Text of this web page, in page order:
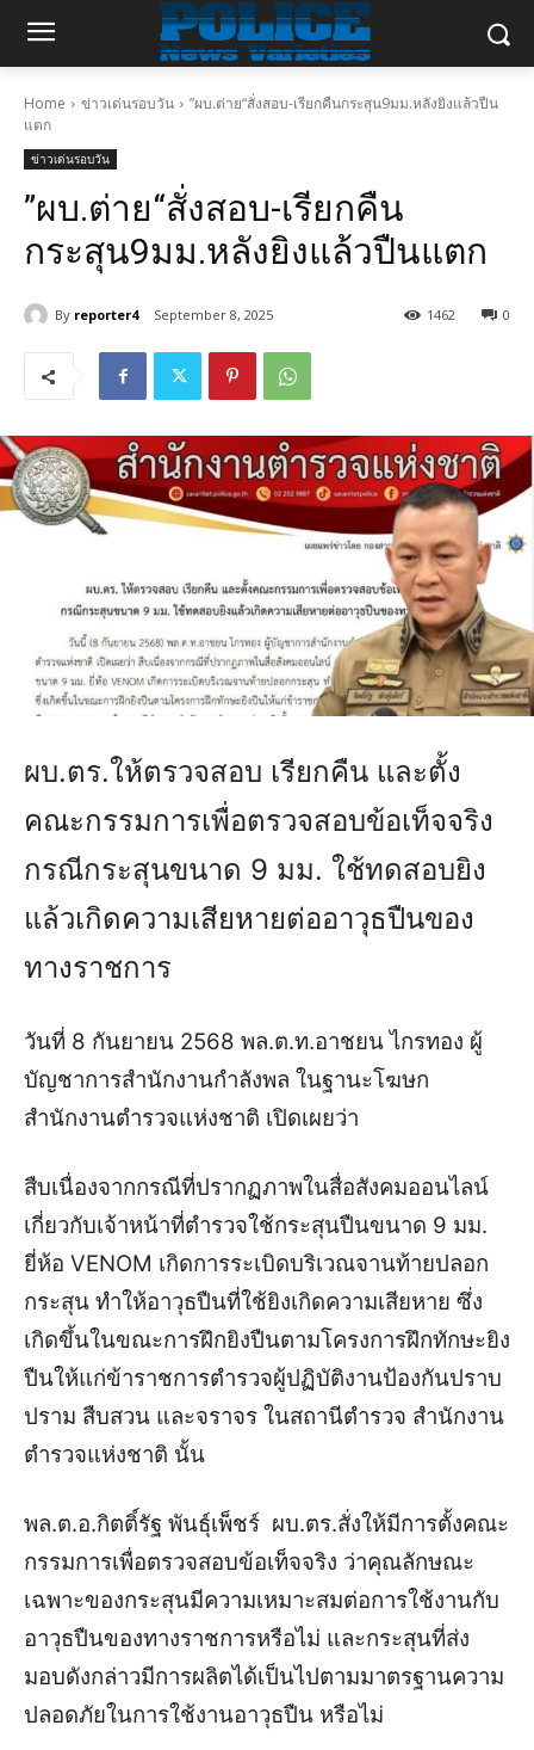
Home ข่าวเด่นรอบวัน
”ผบ.ต่าย“สั่งสอบ-เรียกคืนกระสุน9มม.หลังยิงแล้วปืน
แตก
ข่าวเด่นรอบวัน
”ผบ.ต่าย“สั่งสอบ-เรียกคืน
กระสุน9มม.หลังยิงแล้วปืนแตก
By reporter4 September 8, 2025 0
1462
ผบ.ตร.ให้ตรวจสอบ เรียกคืน และตั้ง
คณะกรรมการเพื่อตรวจสอบข้อเท็จจริง
กรณีกระสุนขนาด 9 มม. ใช้ทดสอบยิง
แล้วเกิดความเสียหายต่ออาวุธปืนของ
ทางราชการ
วันที่ 8 กันยายน 2568 พล.ต.ท.อาชยน ไกรทอง ผู้
บัญชาการสำนักงานกำลังพล ในฐานะโฆษก
สำนักงานตำรวจแห่งชาติ เปิดเผยว่า
สืบเนื่องจากกรณีที่ปรากฏภาพในสื่อสังคมออนไลน์
เกี่ยวกับเจ้าหน้าที่ตำรวจใช้กระสุนปืนขนาด 9 มม.
ยี่ห้อ VENOM เกิดการระเบิดบริเวณจานท้ายปลอก
กระสุน ทำให้อาวุธปืนที่ใช้ยิงเกิดความเสียหาย ซึ่ง
เกิดขึ้นในขณะการฝึกยิงปืนตามโครงการฝึกทักษะยิง
ปืนให้แก่ข้าราชการตำรวจผู้ปฏิบัติงานป้องกันปราบ
ปราม สืบสวน และจราจร ในสถานีตำรวจ สำนักงาน
ตำรวจแห่งชาติ นั้น
พล.ต.อ.กิตติ์รัฐ พันธุ์เพ็ชร์ ผบ.ตร.สั่งให้มีการตั้งคณะ
กรรมการเพื่อตรวจสอบข้อเท็จจริง ว่าคุณลักษณะ
เฉพาะของกระสุนมีความเหมาะสมต่อการใช้งานกับ
อาวุธปืนของทางราชการหรือไม่ และกระสุนที่ส่ง
มอบดังกล่าวมีการผลิตได้เป็นไปตามมาตรฐานความ
ปลอดภัยในการใช้งานอาวุธปืน หรือไม่